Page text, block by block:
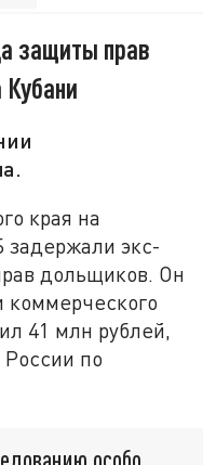
защиты прав
края на
экс-
дольщиков. Он
коммерческого
41 млн рублей,
по